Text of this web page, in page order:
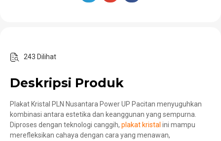
243 Dilihat
Deskripsi Produk
Plakat Kristal PLN Nusantara Power UP Pacitan menyuguhkan
kombinasi antara estetika dan keanggunan yang sempurna.
Diproses dengan teknologi canggih, plakat kristal ini mampu
merefleksikan cahaya dengan cara yang menawan,